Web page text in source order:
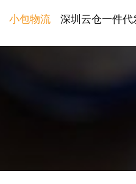
小包物流 深圳云仓一件代